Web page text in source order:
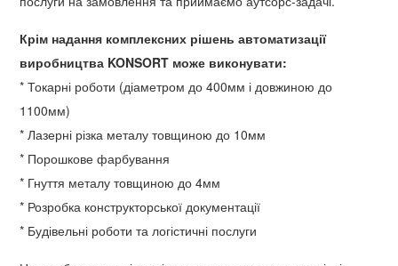
Крім надання комплексних рішень автоматизації
виробництва KONSORT може виконувати:
* Токарні роботи (діаметром до 400мм і довжиною до
1100мм)
* Лазерні різка металу товщиною до 10мм
* Порошкове фарбування
* Гнуття металу товщиною до 4мм
* Розробка конструкторської документації
* Будівельні роботи та логістичні послуги